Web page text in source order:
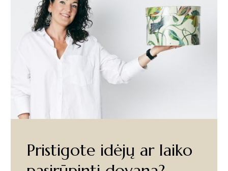
Pristigote idėjų ar laiko